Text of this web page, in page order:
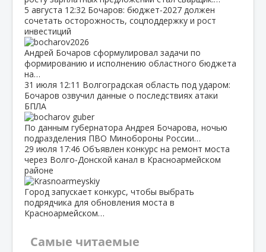
5 августа 12:32 Бочаров: бюджет‑2027 должен
сочетать осторожность, соцподдержку и рост
инвестиций
Андрей Бочаров сформулировал задачи по
формированию и исполнению областного бюджета
на…
31 июля 12:11 Волгоградская область под ударом:
Бочаров озвучил данные о последствиях атаки
БПЛА
По данным губернатора Андрея Бочарова, ночью
подразделения ПВО Минобороны России…
29 июля 17:46 Объявлен конкурс на ремонт моста
через Волго‑Донской канал в Красноармейском
районе
Город запускает конкурс, чтобы выбрать
подрядчика для обновления моста в
Красноармейском…
Самые читаемые